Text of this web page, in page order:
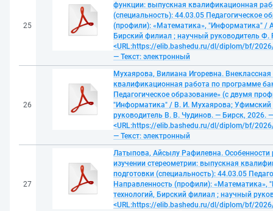
25
функции: выпускная квалификационная
(специальность): 44.03.05 Педагогическое
(профили): «Математика», "Информатика" /
Бирский филиал ; научный руководитель Ф.
<URL:https://elib.bashedu.ru/dl/diplom/bf/
— Текст: электронный
26
Мухаярова, Вилиана Игоревна.
квалификационная работа по программе
Педагогическое образование» (с двумя
"Информатика" / В. И. Мухаярова; Уфимский
руководитель В. В. Чудинов. — Бирск, 2026.
<URL:https://elib.bashedu.ru/dl/diplom/bf/
— Текст: электронный
27
Латыпова, Айсылу Рафилевна.
изучении стереометрии: выпускная
подготовки (специальность): 44.03.05
Направленность (профили): «Математика»,
технологий, Бирский филиал ; научный
<URL:https://elib.bashedu.ru/dl/diplom/bf/